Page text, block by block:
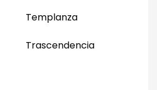
Templanza
Trascendencia